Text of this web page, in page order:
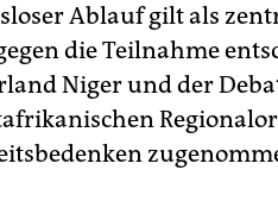
Ablauf gilt als
die Teilnahme
Niger und der